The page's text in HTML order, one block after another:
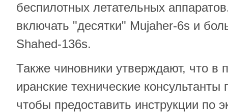
беспилотных летательных
включать "десятки" Mujaher-6s и
Shahed-136s.
Также чиновники утверждают, что в
иранские технические
чтобы предоставить инструкции по